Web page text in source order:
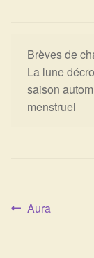
Bijoux
Bolas
Search
Brèves de
La lune
saison
menstruel
Article
Aura